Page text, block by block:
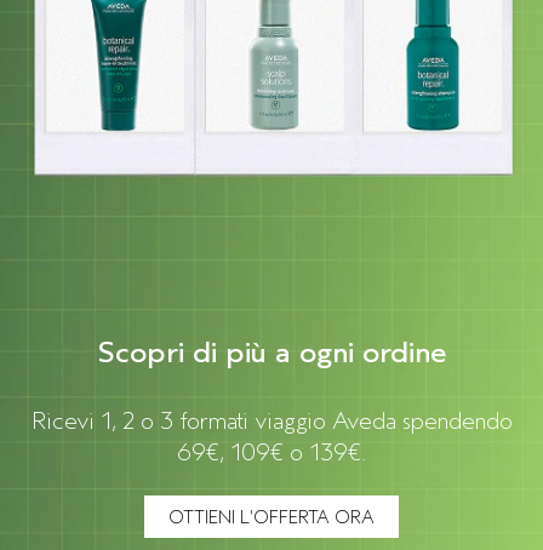
Scopri di più a ogni ordine
Ricevi 1, 2 o 3 formati viaggio Aveda spendendo
69€, 109€ o 139€.
OTTIENI L’OFFERTA ORA